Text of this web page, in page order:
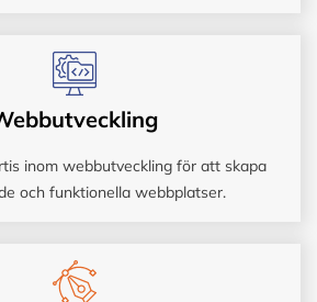
inom webbutveckling för att skapa
och funktionella webbplatser.